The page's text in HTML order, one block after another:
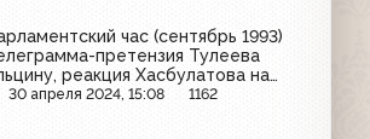
час (сентябрь 1993)
претензия Тулеева
реакция Хасбулатова на
Руцкого
30 апреля 2024, 15:08 1162